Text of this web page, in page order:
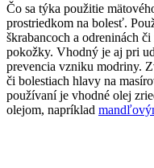
Čo sa týka použitie
prostriedkom na bolesť.
škrabancoch a odreninách
pokožky. Vhodný je aj pri
prevencia vzniku modriny.
či bolestiach hlavy na
používaní je vhodné olej
olejom, napríklad